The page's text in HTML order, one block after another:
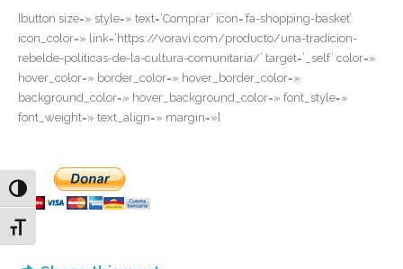
Alternar alto contraste
Alternar tamaño de letra
[button size=» style=» text=’Comprar’ icon=’fa-shopping-basket’
icon_color=» link=’https://voravi.com/producto/una-tradicion-
rebelde-politicas-de-la-cultura-comunitaria/’ target=’_self’ color=»
hover_color=» border_color=» hover_border_color=»
background_color=» hover_background_color=» font_style=»
font_weight=» text_align=» margin=»]